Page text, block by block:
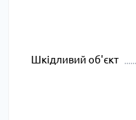
Шкідливий об'єкт